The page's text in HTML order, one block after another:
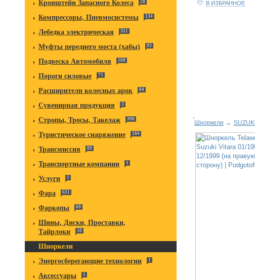
Кронштейн Запасного Колеса 28
Компрессоры, Пневмосистемы 134
Лебедка электрическая 351
Муфты переднего моста (хабы) 93
Подвеска Автомобиля 508
Пороги силовые 71
Расширители колесных арок 84
Сувенирная продукция 3
Стропы, Тросы, Такелаж 396
Туристическое снаряжение 184
Трансмиссия 89
Транспортные компании 1
Услуги 1
Фара 631
Фаркопы 69
Шины, Диски, Проставки,
Тайрлоки
18
Шноркели
Энергосберегающие технологии
1
Аксессуары 1
В ИЗБРАННОЕ
Шноркели → SUZUKI